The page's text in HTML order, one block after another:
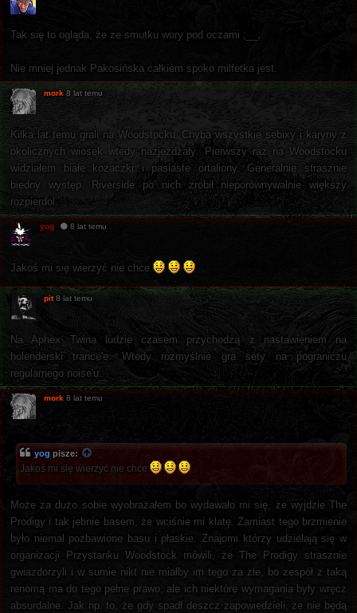
Tak się to ogląda, że ze smutku wory pod oczami ;__;
Nie mniej jednak Pakosińska całkiem spoko milfetka jest.
mork 8 lat temu
Kilka lat temu grali na Woodstocku. Chyba wszystkie sebixy i karyny z
okolicznych wiosek wtedy nazjeżdżały. Pierwszy raz na Woodstocku
widziałem białe kozaczki i pasiaste ortaliony. Generalnie strasznie
biedny występ. Riverside po nich zrobił nieporównywalnie większy
rozpierdol.
yog 8 lat temu
Jakoś mi się wierzyć nie chce
pit 8 lat temu
Na Aphex Twina ludzie czasem przychodzą z nastawieniem na
holenderski trance'e. Wtedy rozmyślnie gra sety na pograniczu
regularnego noise'u.
mork 8 lat temu
yog pisze:
Jakoś mi się wierzyć nie chce
Może za dużo sobie wyobrażałem bo wydawało mi się, że wyjdzie The
Prodigy i tak jebnie basem, że wciśnie mi klatę. Zamiast tego brzmienie
było niemal pozbawione basu i płaskie. Znajomi którzy udzielają się w
organizacji Przystanku Woodstock mówili, że The Prodigy strasznie
gwiazdorzyli i w sumie nikt nie miałby im tego za złe, bo zespół z taką
renomą ma do tego pełne prawo, ale ich niektóre wymagania były wręcz
absurdalne. Jak np. to, że gdy spadł deszcz zapowiedzieli, że nie będą